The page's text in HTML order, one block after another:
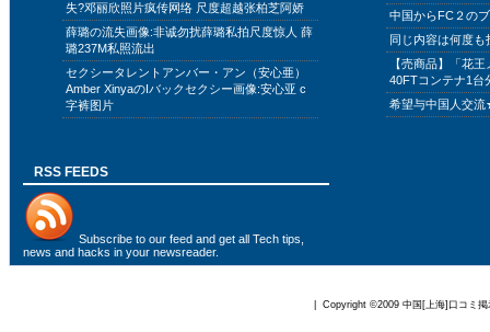
失?邓丽欣照片疯传网络 尺度超越张柏芝阿娇
薛璐の流失画像:非诚勿扰薛璐私拍尺度惊人 薛
璐237M私照流出
セクシータレントアンバー・アン（安心亜）
Amber XinyaのIバックセクシー画像:安心亚 c
字裤图片
中国からFC２の
同じ内容は何度
【売商品】「花
40FTコンテナ1台
希望与中国人交
RSS FEEDS
Subscribe to our feed and get all Tech tips,
news and hacks in your newsreader.
| Copyright ©2009 中国[上海]口コミ掲